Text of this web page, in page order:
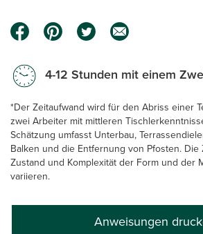
4-12 Stunden mit einem
*Der Zeitaufwand wird für den Abriss einer
zwei Arbeiter mit mittleren
Schätzung umfasst Unterbau,
Balken und die Entfernung von Pfosten.
Zustand und Komplexität der Form und der
variieren.
Anweisungen